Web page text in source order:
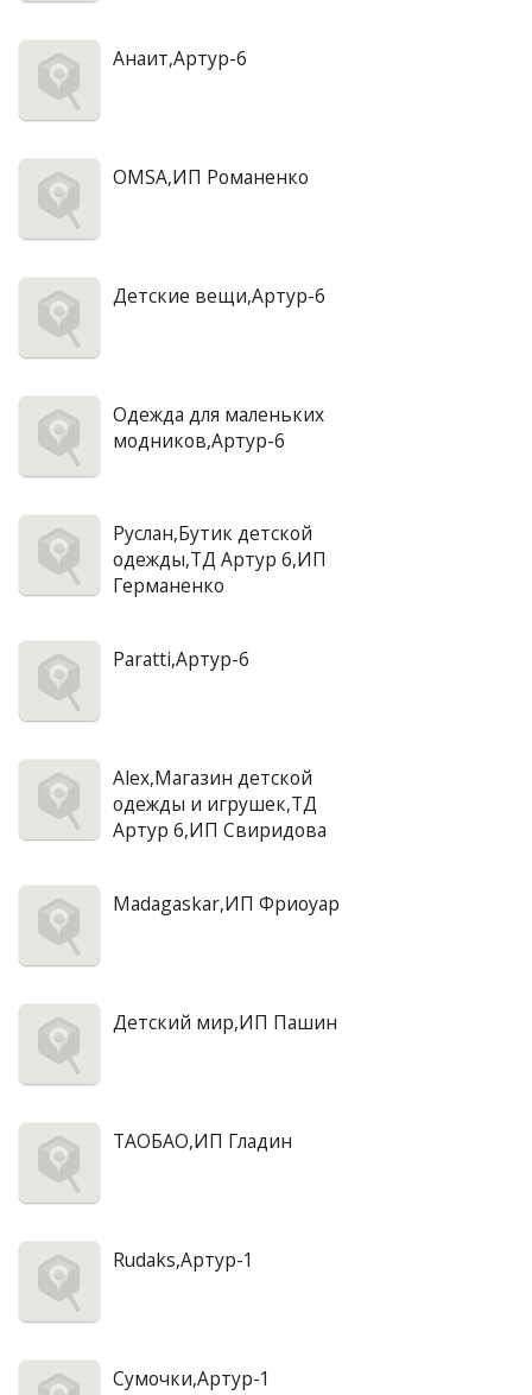
Анаит,Артур-6
OMSA,ИП Романенко
Детские вещи,Артур-6
Одежда для маленьких
модников,Артур-6
Руслан,Бутик детской
одежды,ТД Артур 6,ИП
Германенко
Paratti,Артур-6
Alex,Магазин детской
одежды и игрушек,ТД
Артур 6,ИП Свиридова
Madagaskar,ИП Фриоуар
Детский мир,ИП Пашин
ТАОБАО,ИП Гладин
Rudaks,Артур-1
Сумочки,Артур-1